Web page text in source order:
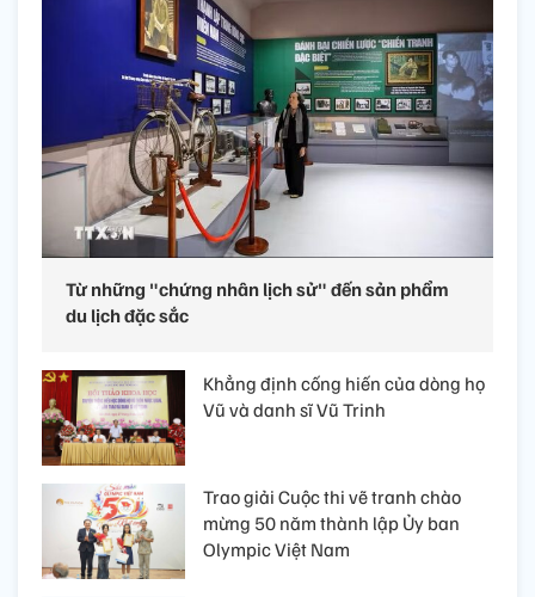
Từ những "chứng nhân lịch sử" đến sản phẩm
du lịch đặc sắc
Khẳng định cống hiến của dòng họ
Vũ và danh sĩ Vũ Trinh
Trao giải Cuộc thi vẽ tranh chào
mừng 50 năm thành lập Ủy ban
Olympic Việt Nam